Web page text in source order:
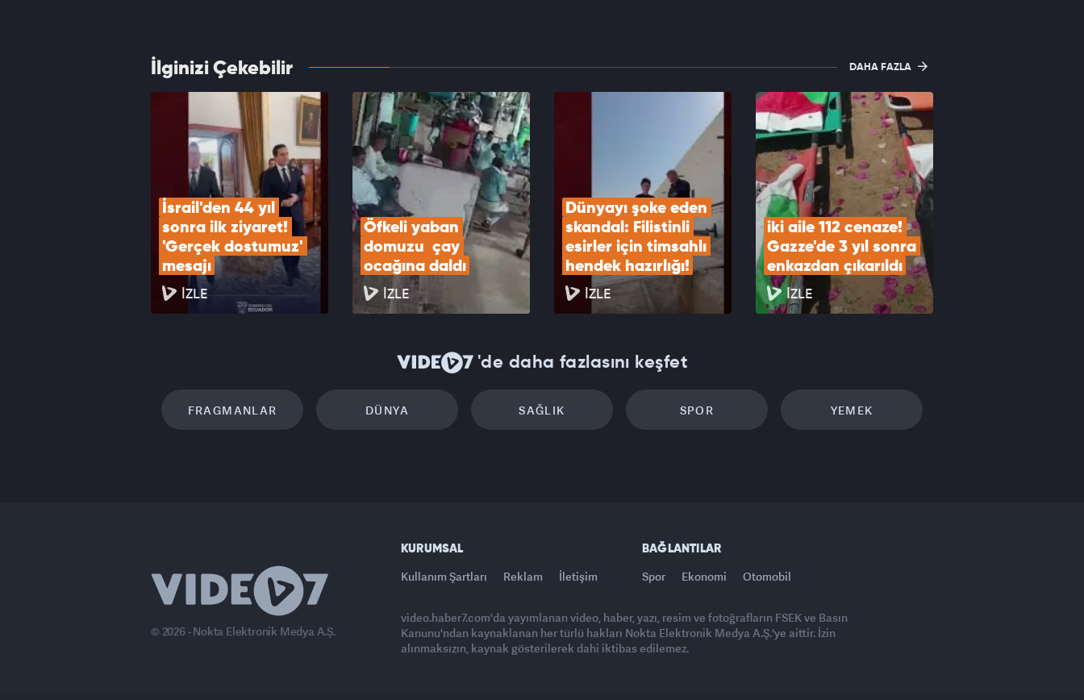
Husiler’den hükümet güçlerine roket ve İHA saldırısı:
30 ölü
VIDEOYU İZLE
İlginizi Çekebilir DAHA FAZLA
İsrail'den 44 yıl
sonra ilk ziyaret!
'Gerçek dostumuz'
mesajı
İZLE
Öfkeli yaban
domuzu  çay
ocağına daldı
İZLE
Dünyayı şoke eden
skandal: Filistinli
esirler için timsahlı
hendek hazırlığı!
İZLE
iki aile 112 cenaze!
Gazze'de 3 yıl sonra
enkazdan çıkarıldı
İZLE
'de daha fazlasını keşfet
FRAGMANLAR DÜNYA SAĞLIK SPOR YEMEK
© 2026 - Nokta Elektronik Medya A.Ş.
KURUMSAL
Kullanım Şartları Reklam İletişim
BAĞLANTILAR
Spor Ekonomi Otomobil
video.haber7.com'da yayımlanan video, haber, yazı, resim ve fotoğrafların FSEK ve Basın
Kanunu'ndan kaynaklanan her türlü hakları Nokta Elektronik Medya A.Ş.'ye aittir. İzin
alınmaksızın, kaynak gösterilerek dahi iktibas edilemez.